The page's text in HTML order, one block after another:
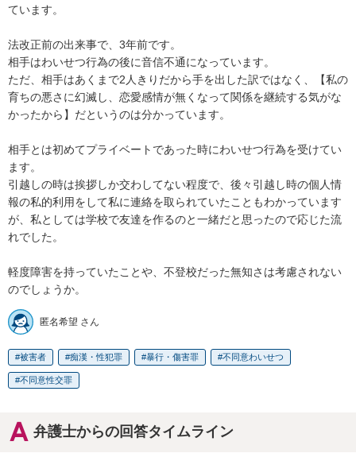
ています。
法改正前の出来事で、3年前です。
相手はわいせつ行為の後に音信不通になっています。
ただ、相手はあくまで2人きりだから手を出した訳ではなく、【私の
育ちの悪さに幻滅し、恋愛感情が無くなって関係を継続する気がな
かったから】だというのは分かっています。
相手とは初めてプライベートであった時にわいせつ行為を受けてい
ます。
引越しの時は挨拶しか交わしてない程度で、後々引越し時の個人情
報の私的利用をして私に連絡を取られていたこともわかっています
が、私としては学校で友達を作るのと一緒だと思ったので応じた流
れでした。
軽度障害を持っていたことや、不登校だった無知さは考慮されない
のでしょうか。
匿名希望 さん
被害者 痴漢・性犯罪 暴行・傷害罪 不同意わいせつ
不同意性交罪
弁護士からの回答タイムライン